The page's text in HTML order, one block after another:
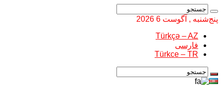
پنج‌شنبه , آگوست 6 2026
Türkçə – AZ
فارسی
Türkce – TR